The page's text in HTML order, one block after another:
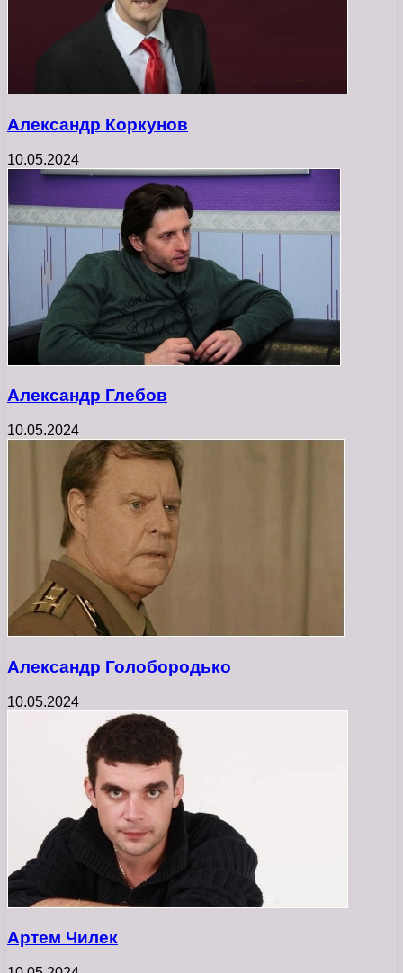
Александр Коркунов
10.05.2024
Александр Глебов
10.05.2024
Александр Голобородько
10.05.2024
Артем Чилек